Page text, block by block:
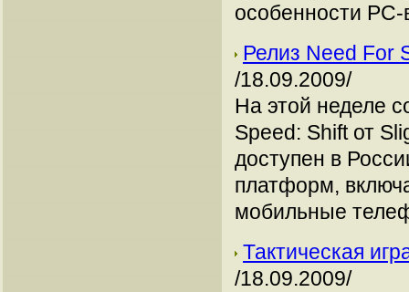
особенности РС-
Релиз Need For
/18.09.2009/
На этой неделе
Speed: Shift от
доступен в
платформ,
мобильные
Тактическая
/18.09.2009/